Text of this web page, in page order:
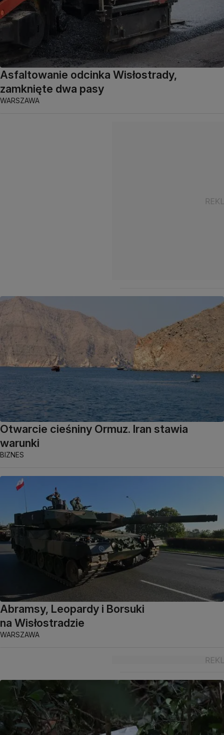
Asfaltowanie odcinka Wisłostrady,
zamknięte dwa pasy
WARSZAWA
Otwarcie cieśniny Ormuz. Iran stawia
warunki
BIZNES
Abramsy, Leopardy i Borsuki
na Wisłostradzie
WARSZAWA